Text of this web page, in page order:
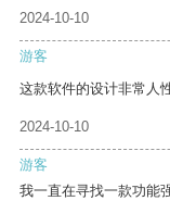
2024-10-10
游客
这款软件的设计非常人
2024-10-10
游客
我一直在寻找一款功能